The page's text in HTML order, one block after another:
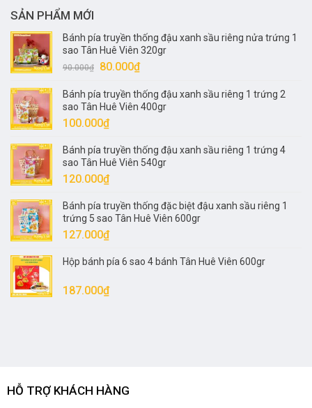
SẢN PHẨM MỚI
Bánh pía truyền thống đậu xanh sầu riêng nửa trứng 1
sao Tân Huê Viên 320gr
90.000₫
Giá
là:
90.000₫.
80.000₫Giá
tại
là:
Bánh pía truyền thống đậu xanh sầu riêng 1 trứng 2
sao Tân Huê Viên 400gr
100.000₫
Bánh pía truyền thống đậu xanh sầu riêng 1 trứng 4
sao Tân Huê Viên 540gr
120.000₫
Bánh pía truyền thống đặc biệt đậu xanh sầu riêng 1
trứng 5 sao Tân Huê Viên 600gr
127.000₫
Hộp bánh pía 6 sao 4 bánh Tân Huê Viên 600gr
187.000₫
HỖ TRỢ KHÁCH HÀNG